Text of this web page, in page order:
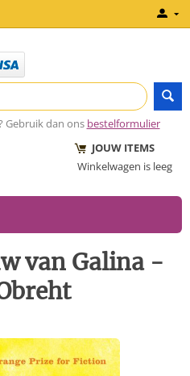
Gebruik dan ons bestelformulier
JOUW ITEMS
Winkelwagen is leeg
van Galina -